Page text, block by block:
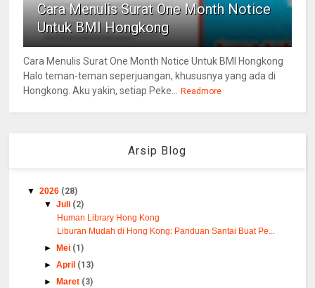
Cara Menulis Surat One Month Notice
Untuk BMI Hongkong
Cara Menulis Surat One Month Notice Untuk BMI Hongkong
Halo teman-teman seperjuangan, khususnya yang ada di
Hongkong. Aku yakin, setiap Peke... Readmore
Arsip Blog
▼2026 (28)
▼Juli (2)
Human Library Hong Kong
Liburan Mudah di Hong Kong: Panduan Santai Buat Pe...
►
Mei (1)
►April (13)
►
Maret (3)